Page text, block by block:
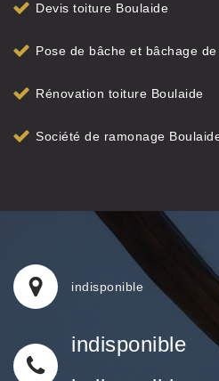
Devis toiture Boulaide
Pose de bâche et bâchage
Rénovation toiture Boulaide
Société de ramonage
indisponible
indisponible